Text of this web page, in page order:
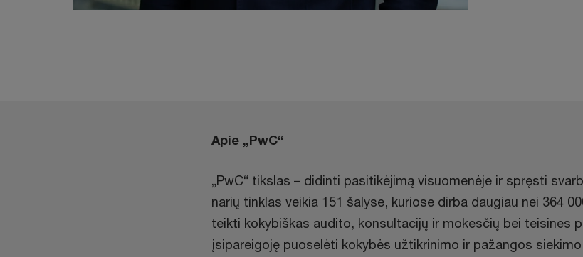
Apie „PwC“
„PwC“ tikslas – didinti pasitikėjimą visuomenėje ir spręsti
narių tinklas veikia 151 šalyse, kuriose dirba daugiau nei 364
teikti kokybiškas audito, konsultacijų ir mokesčių bei teisines
įsipareigoję puoselėti kokybės užtikrinimo ir pažangos siekimo